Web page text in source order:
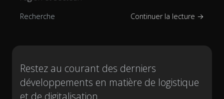
Recherche Continuer la lecture →
Restez au courant des derniers
développements en matière de logistique
et de digitalisation